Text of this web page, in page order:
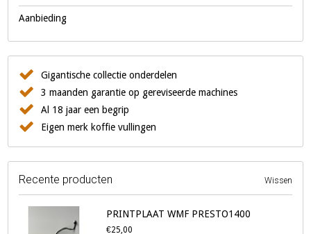
Aanbieding
Gigantische collectie onderdelen
3 maanden garantie op gereviseerde machines
Al 18 jaar een begrip
Eigen merk koffie vullingen
Recente producten Wissen
PRINTPLAAT WMF PRESTO1400
€25,00